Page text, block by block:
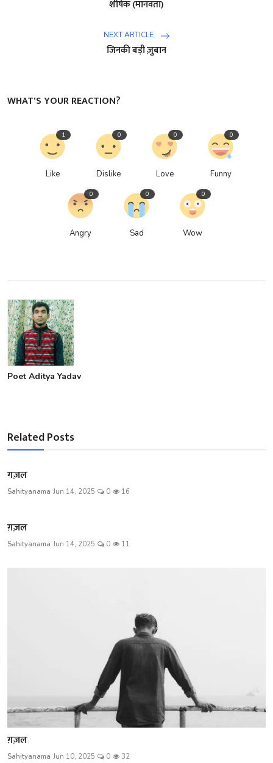
शीर्षक (मानवता)
NEXT ARTICLE
जिनकी बड़ी ज़ुबान
WHAT'S YOUR REACTION?
Like
1
Dislike
0
Love
0
Funny
0
Angry
0
Sad
0
Wow
0
Poet Aditya Yadav
Related Posts
गज़ल
Sahityanama Jun 14, 2025 0 16
ग़ज़ल
Sahityanama Jun 14, 2025 0 11
ग़ज़ल
Sahityanama Jun 10, 2025 0 32